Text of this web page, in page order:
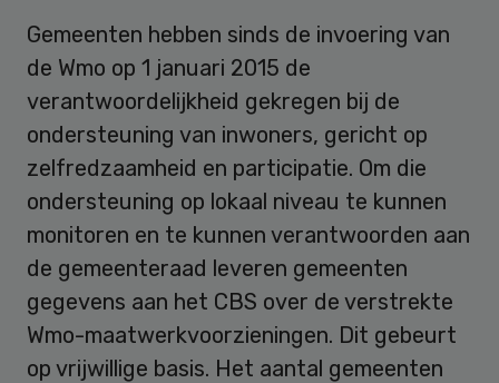
Gemeenten hebben sinds de invoering van
de Wmo op 1 januari 2015 de
verantwoordelijkheid gekregen bij de
ondersteuning van inwoners, gericht op
zelfredzaamheid en participatie. Om die
ondersteuning op lokaal niveau te kunnen
monitoren en te kunnen verantwoorden aan
de gemeenteraad leveren gemeenten
gegevens aan het CBS over de verstrekte
Wmo-maatwerkvoorzieningen. Dit gebeurt
op vrijwillige basis. Het aantal gemeenten